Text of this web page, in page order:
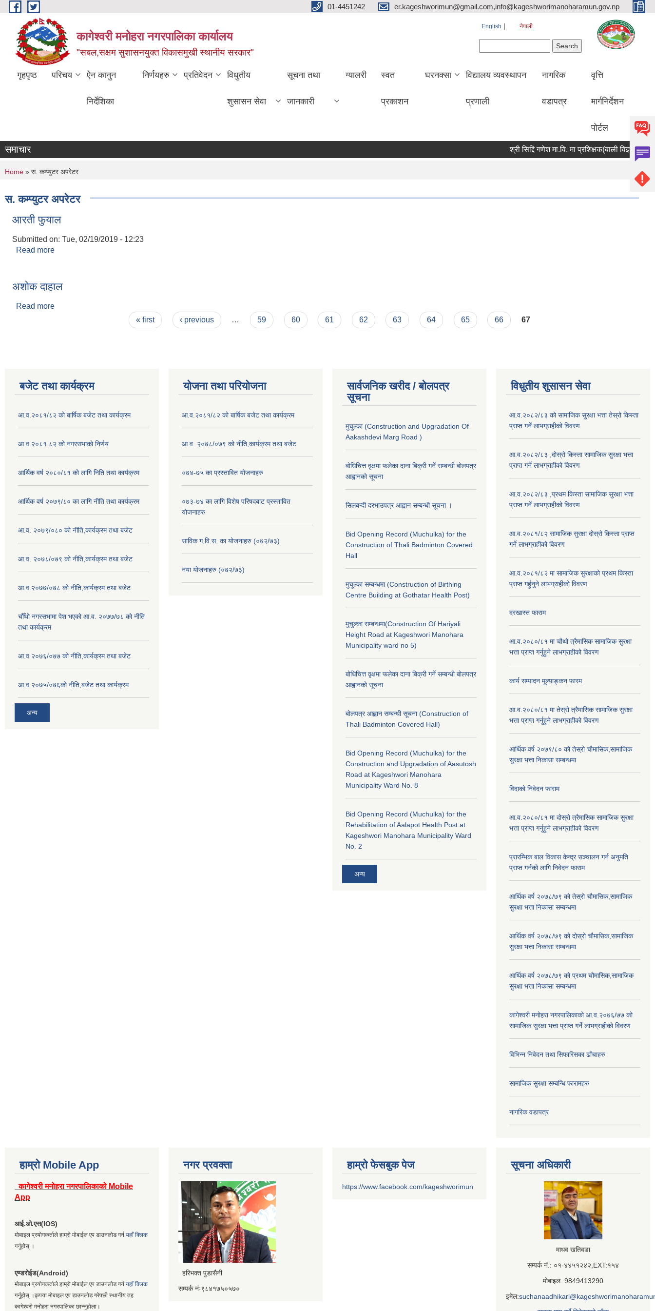
Skip to main content 01-4451242 er.kageshworimun@gmail.com,info@kageshworimanoharamun.gov.np
कागेश्वरी मनोहरा नगरपालिका कार्यालय
"सबल,सक्षम सुशासनयुक्त विकासमुखी स्थानीय सरकार"
English नेपाली
गृहपृष्ठ परिचय ऐन कानुन
निर्देशिका
निर्णयहरु प्रतिवेदन विधुतीय
शुसासन सेवा
सूचना तथा
जानकारी
ग्यालरी स्वत
प्रकाशन
घरनक्सा विद्यालय व्यवस्थापन
प्रणाली
नागरिक
वडापत्र
वृत्ति
मार्गनिर्देशन
पोर्टल
समाचार श्री सिद्दि गणेश मा.वि. मा प्रशिक्षक(बाली विज्ञान)
You are here
Home » स. कम्प्युटर अपरेटर
स. कम्प्युटर अपरेटर
आरती फुयाल
Submitted on: Tue, 02/19/2019 - 12:23
Read more
अशोक दाहाल
Read more
« first ‹ previous … 59 60 61 62 63 64 65 66 67
बजेट तथा कार्यक्रम
आ.व.२०८१/८२ को बार्षिक बजेट तथा कार्यक्रम
आ.व.२०८१ ८२ को नगरसभाको निर्णय
आर्थिक वर्ष २०८०/८१ को लागि निति तथा कार्यक्रम
आर्थिक वर्ष २०७९/८० का लागि नीति तथा कार्यक्रम
आ.व. २०७९/०८० को नीति,कार्यक्रम तथा बजेट
आ.व. २०७८/०७९ को नीति,कार्यक्रम तथा बजेट
आ.व.२०७७/०७८ को नीति,कार्यक्रम तथा बजेट
चौँथो नगरसभामा पेश भएको आ.व. २०७७/७८ को नीति
तथा कार्यक्रम
आ.व २०७६/०७७ को नीति,कार्यक्रम तथा बजेट
आ.व.२०७५/०७६को नीति,बजेट तथा कार्यक्रम
अन्य
योजना तथा परियोजना
आ.व.२०८१/८२ को बार्षिक बजेट तथा कार्यक्रम
आ.व. २०७८/०७९ को नीति,कार्यक्रम तथा बजेट
०७४-७५ का प्रस्तावित योजनाहरु
०७३-७४ का लागि विशेष परिषदबाट प्रस्तावित
योजनाहरु
साविक ग,वि.स. का योजनाहरु (०७२/७३)
नया योजनाहरु (०७२/७३)
सार्वजनिक खरीद / बोलपत्र
सूचना
मुचुल्का (Construction and Upgradation Of
Aakashdevi Marg Road )
बोधिचित्त वृक्षमा फलेका दाना बिक्री गर्ने सम्बन्धी बोलपत्र
आह्वानको सूचना
सिलबन्दी दरभाउपत्र आह्वान सम्बन्धी सूचना ।
Bid Opening Record (Muchulka) for the
Construction of Thali Badminton Covered
Hall
मुचुल्का सम्बन्धमा (Construction of Birthing
Centre Building at Gothatar Health Post)
मुचुल्का सम्बन्धमा(Construction Of Hariyali
Height Road at Kageshwori Manohara
Municipality ward no 5)
बोधिचित्त वृक्षमा फलेका दाना बिक्री गर्ने सम्बन्धी बोलपत्र
आह्वानको सूचना
बोलपत्र आह्वान सम्बन्धी सूचना (Construction of
Thali Badminton Covered Hall)
Bid Opening Record (Muchulka) for the
Construction and Upgradation of Aasutosh
Road at Kageshwori Manohara
Municipality Ward No. 8
Bid Opening Record (Muchulka) for the
Rehabilitation of Aalapot Health Post at
Kageshwori Manohara Municipality Ward
No. 2
अन्य
विधुतीय शुसासन सेवा
आ.व.२०८२/८३ को सामाजिक सुरक्षा भत्ता तेस्रो किस्ता
प्राप्त गर्ने लाभग्राहीको विवरण
आ.व.२०८२/८३ ,दोस्रो किस्ता सामाजिक सुरक्षा भत्ता
प्राप्त गर्ने लाभग्राहीको विवरण
आ.व.२०८२/८३ ,प्रथम किस्ता सामाजिक सुरक्षा भत्ता
प्राप्त गर्ने लाभग्राहीको विवरण
आ.व.२०८१/८२ सामाजिक सुरक्षा दोस्रो किस्ता प्राप्त
गर्ने लाभग्राहीको विवरण
आ.व.२०८१/८२ मा सामाजिक सुरक्षाको प्रथम किस्ता
प्राप्त गर्हुनुने लाभग्राहीको विवरण
दरखास्त फाराम
आ.व.२०८०/८१ मा चौथो त्रैमासिक सामाजिक सुरक्षा
भत्ता प्राप्त गर्नुहुने लाभग्राहीको विवरण
कार्य सम्पादन मूल्याङ्कन फारम
आ.व.२०८०/८१ मा तेस्रो त्रैमासिक सामाजिक सुरक्षा
भत्ता प्राप्त गर्नुहुने लाभग्राहीको विवरण
आर्थिक वर्ष २०७९/८० को तेस्रो चौमासिक,सामाजिक
सुरक्षा भत्ता निकासा सम्बन्धमा
विदाको निवेदन फाराम
आ.व.२०८०/८१ मा दोस्रो त्रैमासिक सामाजिक सुरक्षा
भत्ता प्राप्त गर्नुहुने लाभग्राहीको विवरण
प्रारम्भिक बाल विकास केन्द्र सञ्चालन गर्न अनुमति
प्राप्त गर्नको लागि निवेदन फाराम
आर्थिक वर्ष २०७८/७९ को तेस्रो चौमासिक,सामाजिक
सुरक्षा भत्ता निकासा सम्बन्धमा
आर्थिक वर्ष २०७८/७९ को दोस्रो चौमासिक,सामाजिक
सुरक्षा भत्ता निकासा सम्बन्धमा
आर्थिक वर्ष २०७८/७९ को प्रथम चौमासिक,सामाजिक
सुरक्षा भत्ता निकासा सम्बन्धमा
कागेश्वरी मनोहरा नगरपालिकाको आ.व.२०७६/७७ को
सामाजिक सुरक्षा भत्ता प्राप्त गर्ने लाभग्राहीको विवरण
विभिन्न निवेदन तथा सिफारिसका ढाँचाहरु
सामाजिक सुरक्षा सम्बन्धि फारामहरु
नागरिक वडापत्र
हाम्रो Mobile App
कागेश्वरी मनोहरा नगरपालिकाको Mobile
App
आई.ओ.एस(IOS)
मोबाइल प्रयोगकर्ताले हाम्रो मोबाईल एप डाउनलोड गर्न यहाँ क्लिक
गर्नुहोस् ।
एण्डरोईड(Android)
मोबाइल प्रयोगकर्ताले हाम्रो मोबाईल एप डाउनलोड गर्न यहाँ क्लिक
गर्नुहोस् ।कृपया मोबाइल एप डाउनलोड गरेपछी स्थानीय तह
कागेश्वरी मनोहरा नगरपालिका छान्नुहोला।
नगर प्रवक्ता
हरिभक्त पुडासैनी
सम्पर्क नंः९८४१७५०५७०
हाम्रो फेसबुक पेज
https://www.facebook.com/kageshworimun
सूचना अधिकारी
माधव खतिवडा
सम्पर्क नं.: ०१-४४५१२४२,EXT:१५४
मोबाइल: 9849413290
इमेल: